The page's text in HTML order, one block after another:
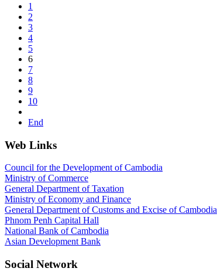
1
2
3
4
5
6
7
8
9
10
End
Web Links
Council for the Development of Cambodia
Ministry of Commerce
General Department of Taxation
Ministry of Economy and Finance
General Department of Customs and Excise of Cambodia
Phnom Penh Capital Hall
National Bank of Cambodia
Asian Development Bank
Social Network